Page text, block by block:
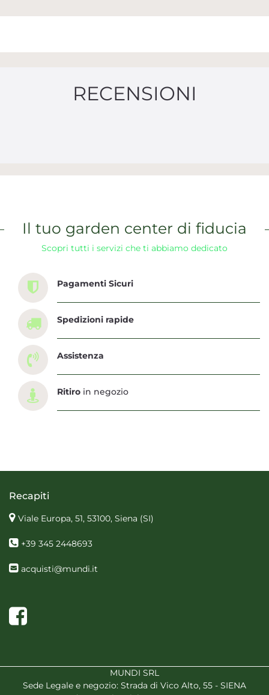
RECENSIONI
Il tuo garden center di fiducia
Scopri tutti i servizi che ti abbiamo dedicato
Pagamenti Sicuri
Spedizioni rapide
Assistenza
Ritiro in negozio
Recapiti
Viale Europa, 51, 53100, Siena (SI)
+39 345 2448693
acquisti@mundi.it
Facebook
MUNDI SRL
Sede Legale e negozio: Strada di Vico Alto, 55 - SIENA